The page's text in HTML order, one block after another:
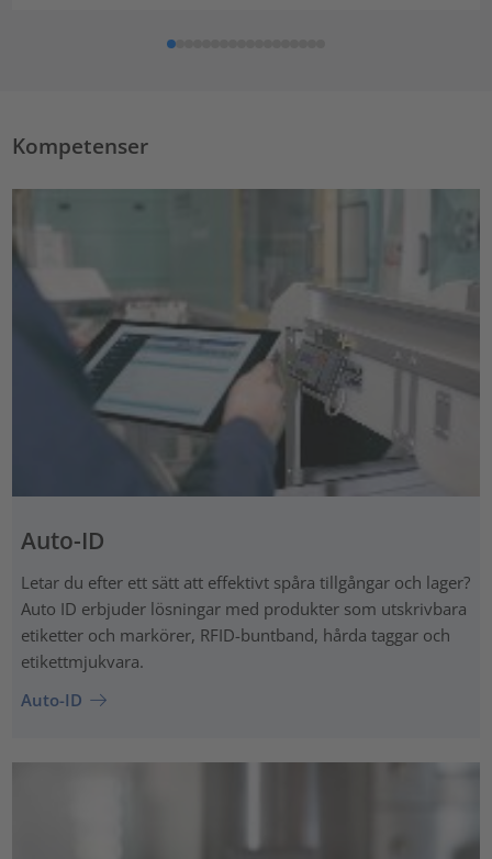
Kompetenser
Auto-ID
Letar du efter ett sätt att effektivt spåra tillgångar och lager?
Auto ID erbjuder lösningar med produkter som utskrivbara
etiketter och markörer, RFID-buntband, hårda taggar och
etikettmjukvara.
Auto-ID